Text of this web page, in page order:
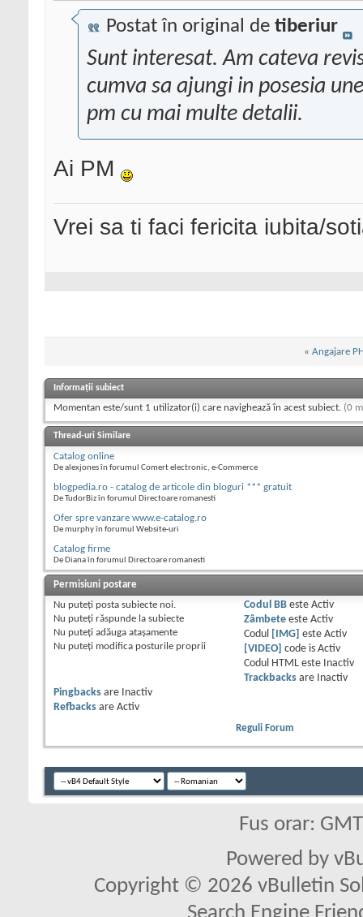
Postat în original de tiberiur
Sunt interesat. Am cateva
cumva sa ajungi in posesia
pm cu mai multe detalii.
Ai PM
Vrei sa ti faci fericita iubita/
« Angajare
Informații subiect
Momentan este/sunt 1 utilizator(i) care navighează în acest subiect. (0
Thread-uri Similare
Catalog online
De alexjones în forumul Comert electronic, e-Commerce
blogpedia.ro - catalog de articole din bloguri *** gratuit
De TudorBiz în forumul Directoare romanesti
Ofer spre vanzare www.e-catalog.ro
De murphy în forumul Website-uri
Catalog firme
De Diana în forumul Directoare romanesti
Permisiuni postare
Nu puteţi posta subiecte noi.
Nu puteţi răspunde la subiecte
Nu puteţi adăuga ataşamente
Nu puteţi modifica posturile proprii
Codul BBeste Activ
Zâmbeteeste Activ
Codul
[IMG] este Activ
[VIDEO]
code is Activ
Codul HTML este
Inactiv
Trackbacksare
Inactiv
Pingbacks are
Inactiv
Refbacks are Activ
Reguli Forum
Fus orar:
Powered by
Copyright © 2026 vBulletin